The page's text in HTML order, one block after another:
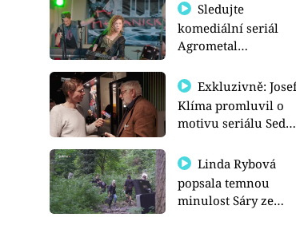
Sledujte
komediální seriál
Agrometal
prima+
Exkluzivně: Josef
Klíma promluvil o
motivu seriálu Sedm
Linda Rybová
popsala temnou
minulost Sáry ze